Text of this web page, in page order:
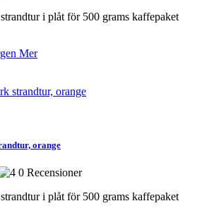
i plåt för 500 grams kaffepaket
Mer
orange
0 Recensioner
i plåt för 500 grams kaffepaket